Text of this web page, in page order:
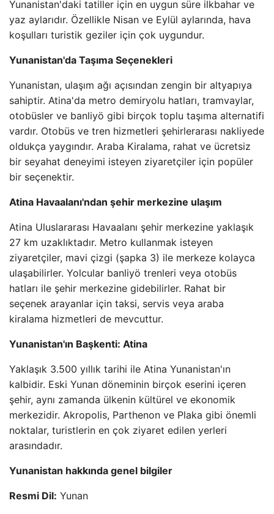
Yunanistan'daki tatiller için en uygun süre ilkbahar ve
yaz aylarıdır. Özellikle Nisan ve Eylül aylarında, hava
koşulları turistik geziler için çok uygundur.
Yunanistan'da Taşıma Seçenekleri
Yunanistan, ulaşım ağı açısından zengin bir altyapıya
sahiptir. Atina'da metro demiryolu hatları, tramvaylar,
otobüsler ve banliyö gibi birçok toplu taşıma alternatifi
vardır. Otobüs ve tren hizmetleri şehirlerarası nakliyede
oldukça yaygındır. Araba Kiralama, rahat ve ücretsiz
bir seyahat deneyimi isteyen ziyaretçiler için popüler
bir seçenektir.
Atina Havaalanı'ndan şehir merkezine ulaşım
Atina Uluslararası Havaalanı şehir merkezine yaklaşık
27 km uzaklıktadır. Metro kullanmak isteyen
ziyaretçiler, mavi çizgi (şapka 3) ile merkeze kolayca
ulaşabilirler. Yolcular banliyö trenleri veya otobüs
hatları ile şehir merkezine gidebilirler. Rahat bir
seçenek arayanlar için taksi, servis veya araba
kiralama hizmetleri de mevcuttur.
Yunanistan'ın Başkenti: Atina
Yaklaşık 3.500 yıllık tarihi ile Atina Yunanistan'ın
kalbidir. Eski Yunan döneminin birçok eserini içeren
şehir, aynı zamanda ülkenin kültürel ve ekonomik
merkezidir. Akropolis, Parthenon ve Plaka gibi önemli
noktalar, turistlerin en çok ziyaret edilen yerleri
arasındadır.
Yunanistan hakkında genel bilgiler
Resmi Dil: Yunan